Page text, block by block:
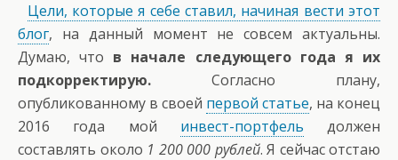
Цели, которые я себе ставил, начиная вести этот
блог, на данный момент не совсем актуальны.
Думаю, что в начале следующего года я их
подкорректирую. Согласно плану,
опубликованному в своей первой статье, на конец
2016 года мой инвест-портфель должен
составлять около 1 200 000 рублей. Я сейчас отстаю